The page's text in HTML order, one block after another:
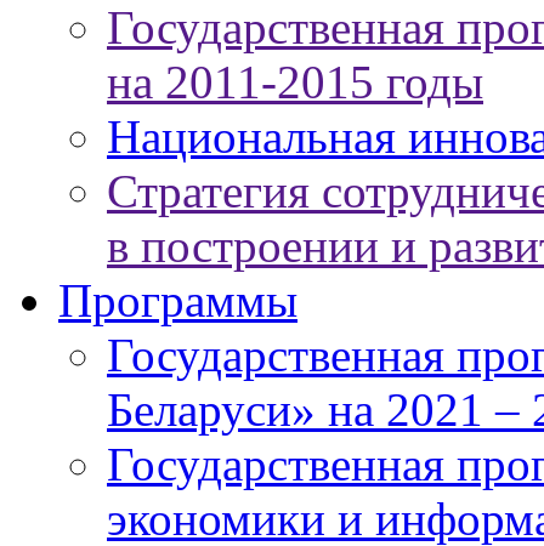
Государственная
на 2011-2015 годы
Национальная
Стратегия
в построении и
Программы
Государственная
Беларуси» на 2021 –
Государственная
экономики и